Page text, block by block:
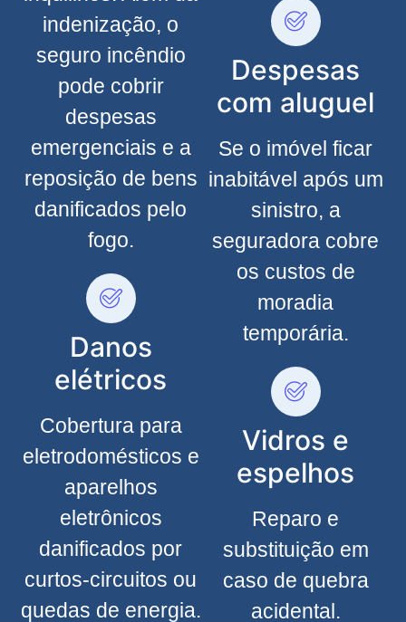
indenização, o
seguro incêndio
pode cobrir
despesas
emergenciais e a
reposição de bens
danificados pelo
fogo.
Danos
elétricos
Cobertura para
eletrodomésticos e
aparelhos
eletrônicos
danificados por
curtos-circuitos ou
quedas de energia.
Despesas
com aluguel
Se o imóvel ficar
inabitável após um
sinistro, a
seguradora cobre
os custos de
moradia
temporária.
Vidros e
espelhos
Reparo e
substituição em
caso de quebra
acidental.